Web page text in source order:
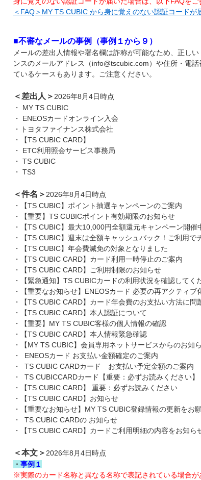
＜FAQ＞MY TS CUBIC から身に覚えのない認証コードが
■不審なメールの事例（事例１から９）
メールの差出人情報や署名欄は詐称が可能なため、正し
ンスのメールアドレス（info@tscubic.com）や住所・電
ているケースもあります。ご注意ください。
＜差出人＞ 2026年8月4日時点
・ MY TS CUBIC
・ ENEOSカードオンライン入会
・トヨタファイナンス株式会社
・【TS CUBIC CARD】
・ ETC利用照会サービス事務局
・ TS CUBIC
・ TS3
＜件名＞ 2026年8月4日時点
・【TS CUBIC】ポイント抽選キャンペーンのご案内
・【重要】TS CUBICポイント有効期限のお知らせ
・【TS CUBIC】最大10,000円全額還元キャンペーン開催
・【TS CUBIC】週末は全額キャッシュバック！ご利用で
・
【TS CUBIC】年会費減免の対象となりました
・【TS CUBIC CARD】カード利用一時停止のご案内
・【TS CUBIC CARD】ご利用制限のお知らせ
・【緊急通知】TS CUBICカードの利用状況を確認してく
・【重要なお知らせ】ENEOSカード 必要の再アクティブ
・【TS CUBIC CARD】カード年会費のお支払い方法に問
・【TS CUBIC CARD】本人認証について
・【重要】MY TS CUBIC客様の個人情報の確認
・【TS CUBIC CARD】本人情報緊急確認
・【MY TS CUBIC】会員専用ネットサービスからのお知
・ ENEOSカード お支払い金額確定のご案内
・ TS CUBIC CARDカード お支払い予定金額のご案内
・ TS CUBICCARDカード【重要：必ずお読みください】
・【TS CUBIC CARD】 重要：必ずお読みください
・【TS CUBIC CARD】お知らせ
・【重要なお知らせ】MY TS CUBIC登録情報の更新をお
・ TS CUBIC CARDの お知らせ
・【TS CUBIC CARD】カードご利用明細の内容をお知ら
＜本文＞ 2026年8月4日時点
・ 事例１
※実際のカード名称と異なる名称で表記されている場合が